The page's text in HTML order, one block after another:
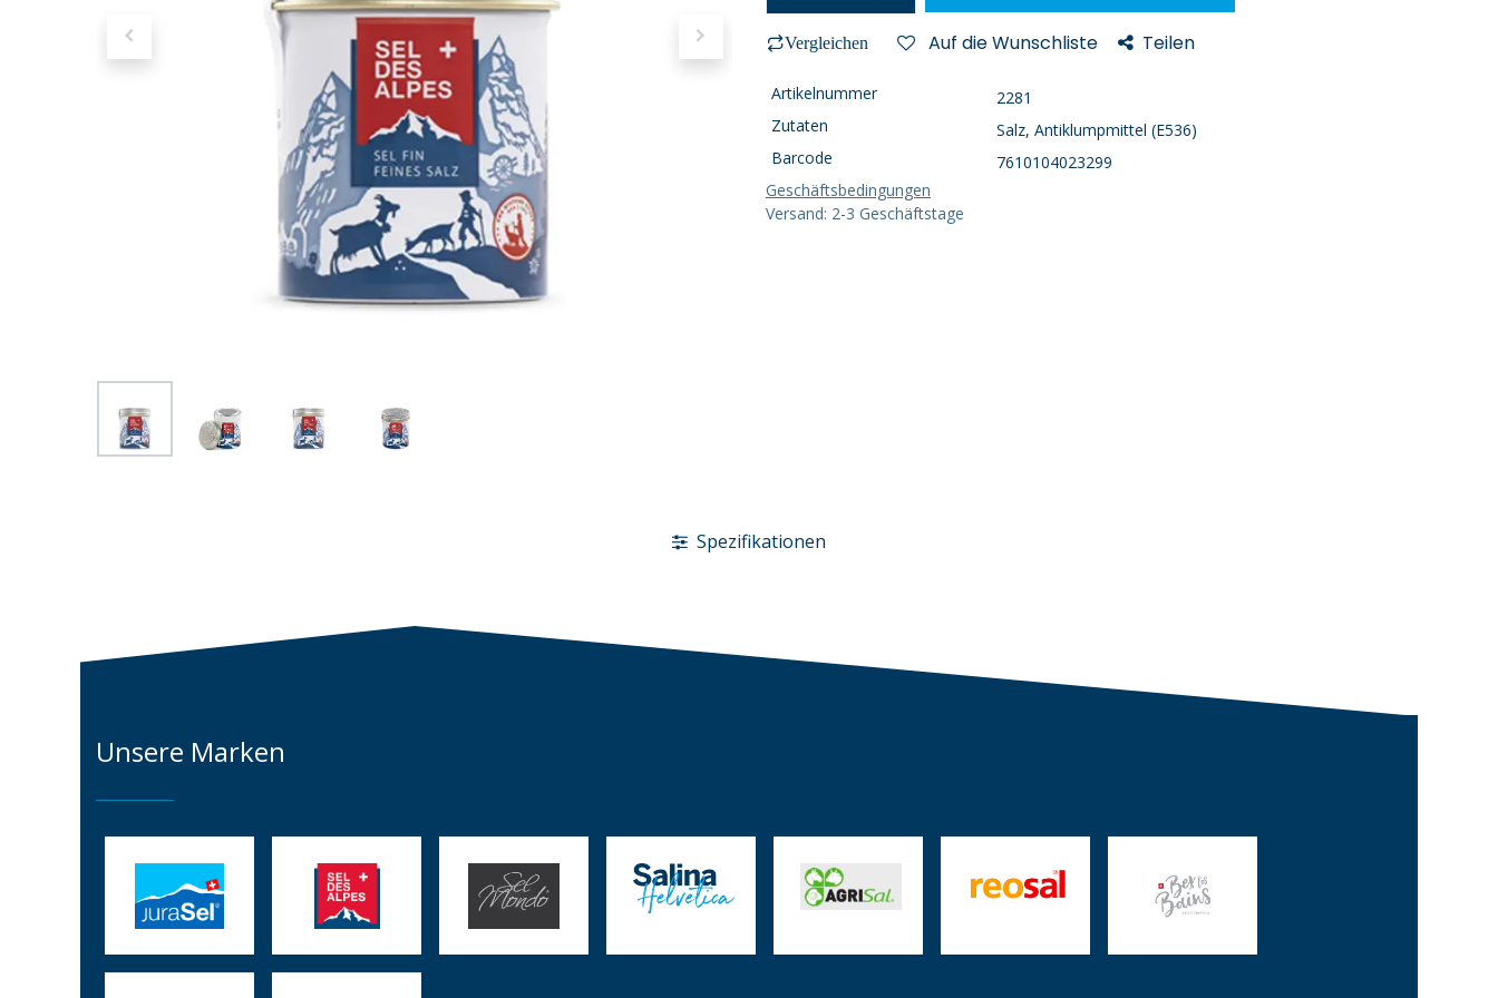
Vergleichen Auf die Wunschliste Teilen
Artikelnummer
2281
Zutaten
Salz, Antiklumpmittel (E536)
Barcode
7610104023299
Geschäftsbedingungen
Versand: 2-3 Geschäftstage
Spezifikationen
Unsere Marken